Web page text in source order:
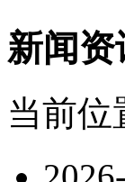
新闻资
当前位